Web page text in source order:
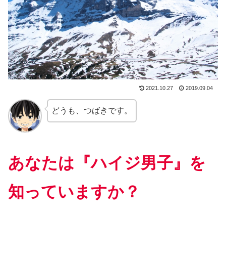
2021.10.27 2019.09.04
どうも、つばきです。
あなたは『ハイジ男子』を
知っていますか？